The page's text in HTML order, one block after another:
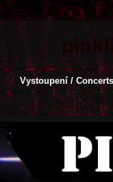
Vystoupení / Concerts